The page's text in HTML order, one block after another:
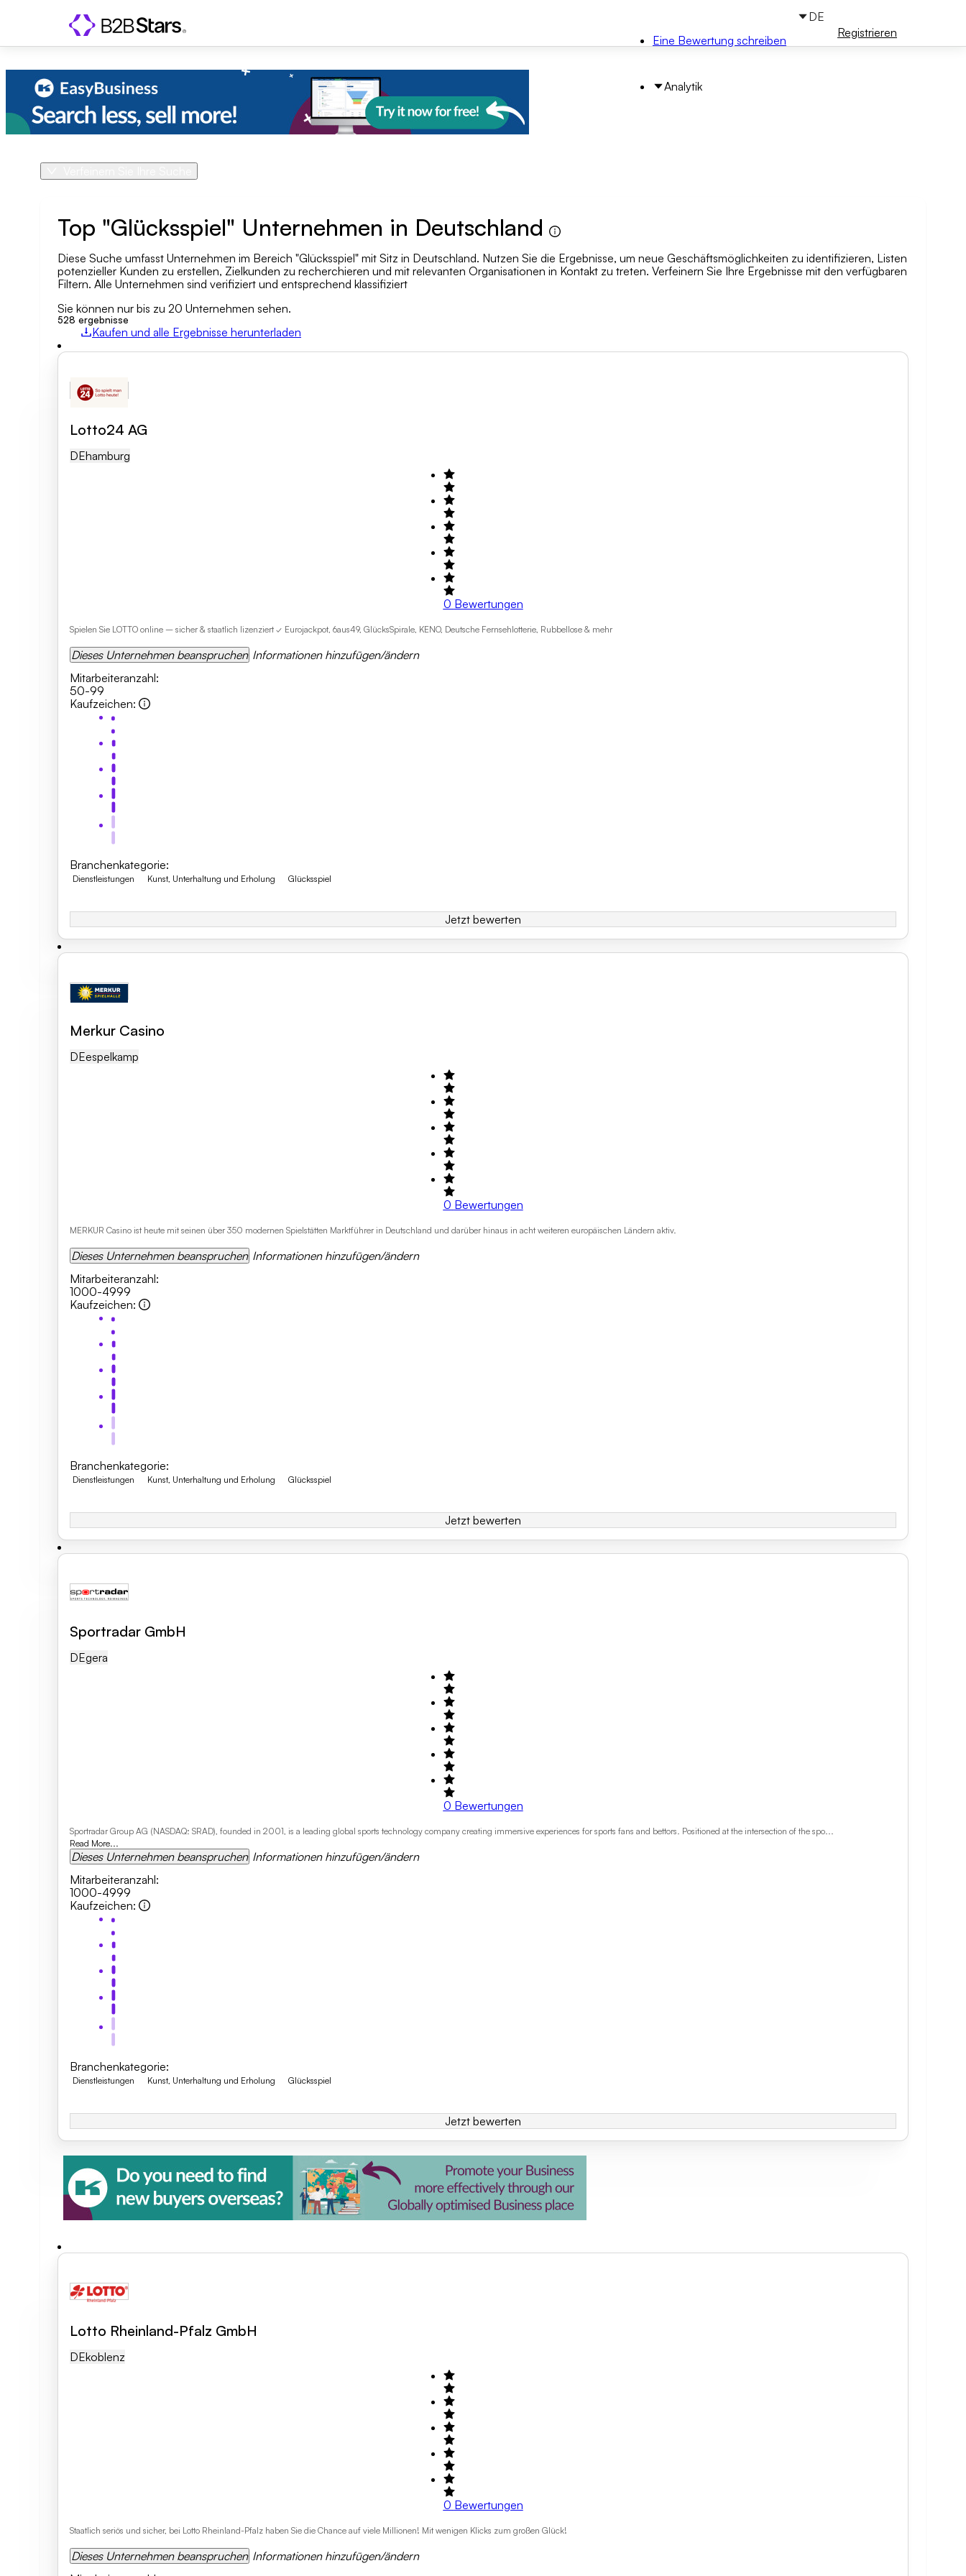
Eine Bewertung schreiben
Analytik
DE
Registrieren
Geo-Gebiet
Suche nach Bereich
Unternehmensgröße
Tätigkeitsfeld
Branchenkategorie
Suche löschen
Top "Glücksspiel" Unternehmen in Deutschland
Diese Suche umfasst Unternehmen im Bereich "Glücksspiel" mit Sitz in Deutschland. Nutzen Sie die Ergebnisse, um neue Geschäftsmöglichkeiten zu identifizieren, Listen
potenzieller Kunden zu erstellen, Zielkunden zu recherchieren und mit relevanten Organisationen in Kontakt zu treten. Verfeinern Sie Ihre Ergebnisse mit den verfügbaren
Filtern. Alle Unternehmen sind verifiziert und entsprechend klassifiziert
Sie können nur bis zu 20 Unternehmen sehen.
528 ergebnisse
Kaufen und alle Ergebnisse herunterladen
Lotto24 AG
DEHamburg
0 Bewertungen
Spielen Sie LOTTO online – sicher & staatlich lizenziert ✓ Eurojackpot, 6aus49, GlücksSpirale, KENO, Deutsche Fernsehlotterie, Rubbellose & mehr
Dieses Unternehmen beanspruchen Informationen hinzufügen/ändern
Mitarbeiteranzahl:
50-99
Kaufzeichen:
Branchenkategorie:
Dienstleistungen Kunst, Unterhaltung und Erholung Glücksspiel
Jetzt bewerten
Merkur Casino
DEEspelkamp
0 Bewertungen
MERKUR Casino ist heute mit seinen über 350 modernen Spielstätten Marktführer in Deutschland und darüber hinaus in acht weiteren europäischen Ländern aktiv.
Dieses Unternehmen beanspruchen Informationen hinzufügen/ändern
Mitarbeiteranzahl:
1000-4999
Kaufzeichen:
Branchenkategorie:
Dienstleistungen Kunst, Unterhaltung und Erholung Glücksspiel
Jetzt bewerten
Sportradar GmbH
DEGera
0 Bewertungen
Sportradar Group AG (NASDAQ: SRAD), founded in 2001, is a leading global sports technology company creating immersive experiences for sports fans and bettors. Positioned at the intersection of the spo...
Read More...
Dieses Unternehmen beanspruchen Informationen hinzufügen/ändern
Mitarbeiteranzahl:
1000-4999
Kaufzeichen:
Branchenkategorie:
Dienstleistungen Kunst, Unterhaltung und Erholung Glücksspiel
Jetzt bewerten
Lotto Rheinland-Pfalz GmbH
DEKoblenz
0 Bewertungen
Staatlich seriös und sicher, bei Lotto Rheinland-Pfalz haben Sie die Chance auf viele Millionen! Mit wenigen Klicks zum großen Glück!
Dieses Unternehmen beanspruchen Informationen hinzufügen/ändern